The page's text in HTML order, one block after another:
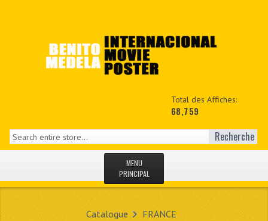
Total des Affiches:
68,759
Recherche
MENU
PRINCIPAL
Catalogue FRANCE